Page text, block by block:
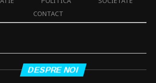
CONTACT
DESPRE NOI